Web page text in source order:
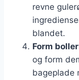
revne
blandet.
Form
og form
bageplade